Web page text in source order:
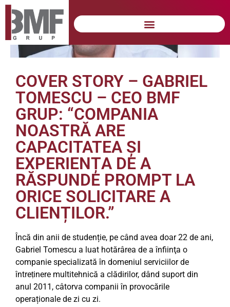
COVER STORY – GABRIEL
TOMESCU – CEO BMF
GRUP: “COMPANIA
NOASTRĂ ARE
CAPACITATEA ȘI
EXPERIENȚA DE A
RĂSPUNDE PROMPT LA
ORICE SOLICITARE A
CLIENȚILOR.”
Încă din anii de studenție, pe când avea doar 22 de ani,
Gabriel Tomescu a luat hotărârea de a înfiinţa o
companie specializată în domeniul serviciilor de
întreṭinere multitehnică a clădirilor, dând suport din
anul 2011, câtorva companii în provocările
operaționale de zi cu zi.